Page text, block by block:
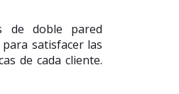
de doble pared
satisfacer las
de cada cliente.